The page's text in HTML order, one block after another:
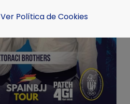
Ver Política de Cookies